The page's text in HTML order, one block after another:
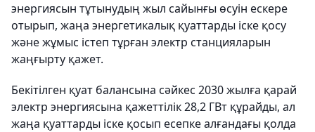
энергиясын тұтынудың жыл сайынғы өсуін ескере
отырып, жаңа энергетикалық қуаттарды іске қосу
және жұмыс істеп тұрған электр станцияларын
жаңғырту қажет.
Бекітілген қуат балансына сәйкес 2030 жылға қарай
электр энергиясына қажеттілік 28,2 ГВт құрайды, ал
жаңа қуаттарды іске қосып есепке алғандағы қолда